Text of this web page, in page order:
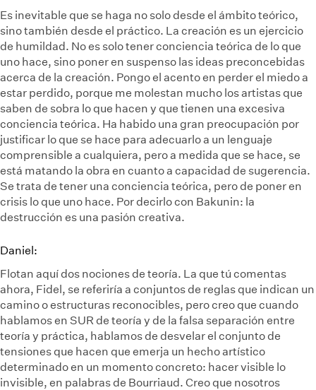
Es inevitable que se haga no solo desde el ámbito teórico,
sino también desde el práctico. La creación es un ejercicio
de humildad. No es solo tener conciencia teórica de lo que
uno hace, sino poner en suspenso las ideas preconcebidas
acerca de la creación. Pongo el acento en perder el miedo a
estar perdido, porque me molestan mucho los artistas que
saben de sobra lo que hacen y que tienen una excesiva
conciencia teórica. Ha habido una gran preocupación por
justificar lo que se hace para adecuarlo a un lenguaje
comprensible a cualquiera, pero a medida que se hace, se
está matando la obra en cuanto a capacidad de sugerencia.
Se trata de tener una conciencia teórica, pero de poner en
crisis lo que uno hace. Por decirlo con Bakunin: la
destrucción es una pasión creativa.
Daniel:
Flotan aquí dos nociones de teoría. La que tú comentas
ahora, Fidel, se referiría a conjuntos de reglas que indican un
camino o estructuras reconocibles, pero creo que cuando
hablamos en SUR de teoría y de la falsa separación entre
teoría y práctica, hablamos de desvelar el conjunto de
tensiones que hacen que emerja un hecho artístico
determinado en un momento concreto: hacer visible lo
invisible, en palabras de Bourriaud. Creo que nosotros